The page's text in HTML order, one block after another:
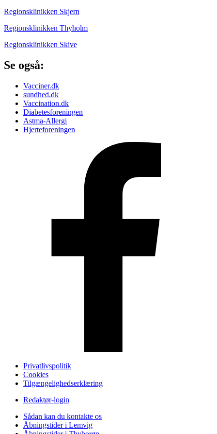
Regionsklinikken Skjern
Regionsklinikken Thyholm
Regionsklinikken Skive
Se også:
Vacciner.dk
sundhed.dk
Vaccination.dk
Diabetesforeningen
Astma-Allergi
Hjerteforeningen
Privatlivspolitik
Cookies
Tilgængelighedserklæring
Redaktør-login
Sådan kan du kontakte os
Åbningstider i Lemvig